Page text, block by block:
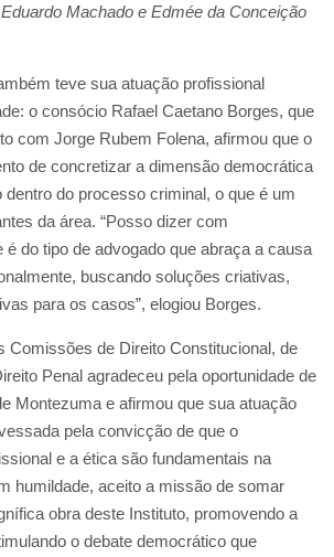
Machado e Edmée da Conceição
teve sua atuação profissional
o consócio Rafael Caetano Borges, que
com Jorge Rubem Folena, afirmou que o
de concretizar a dimensão democrática
dentro do processo criminal, o que é um
da área. “Posso dizer com
é do tipo de advogado que abraça a causa
buscando soluções criativas,
para os casos”, elogiou Borges.
Comissões de Direito Constitucional, de
Penal agradeceu pela oportunidade de
Montezuma e afirmou que sua atuação
pela convicção de que o
e a ética são fundamentais na
humildade, aceito a missão de somar
obra deste Instituto, promovendo a
o debate democrático que